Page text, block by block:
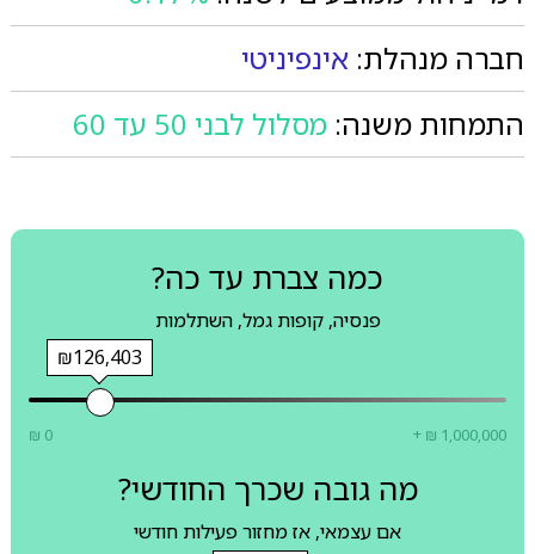
חברה מנהלת: אינפיניטי
התמחות משנה: מסלול לבני 50 עד 60
כמה צברת עד כה?
פנסיה, קופות גמל, השתלמות
₪126,403
₪ 0 + ₪ 1,000,000
מה גובה שכרך החודשי?
אם עצמאי, אז מחזור פעילות חודשי